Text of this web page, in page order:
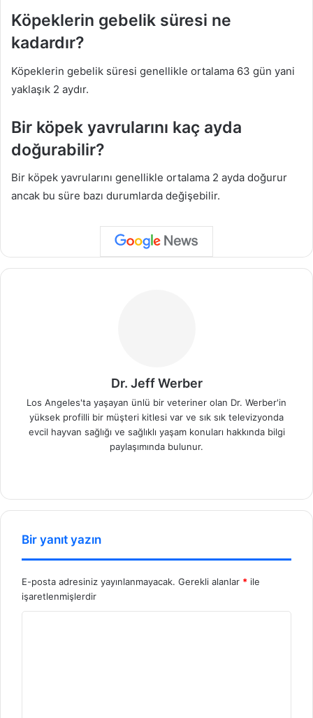
Köpeklerin gebelik süresi ne
kadardır?
Köpeklerin gebelik süresi genellikle ortalama 63 gün yani
yaklaşık 2 aydır.
Bir köpek yavrularını kaç ayda
doğurabilir?
Bir köpek yavrularını genellikle ortalama 2 ayda doğurur
ancak bu süre bazı durumlarda değişebilir.
Dr. Jeff Werber
Los Angeles'ta yaşayan ünlü bir veteriner olan Dr. Werber'in
yüksek profilli bir müşteri kitlesi var ve sık sık televizyonda
evcil hayvan sağlığı ve sağlıklı yaşam konuları hakkında bilgi
paylaşımında bulunur.
sit
Bir yanıt yazın
E-posta adresiniz yayınlanmayacak. Gerekli alanlar * ile
işaretlenmişlerdir